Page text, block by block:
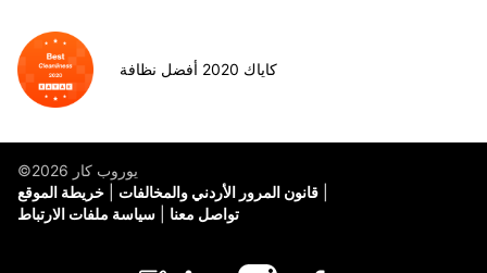
كاياك 2020 أفضل نظافة
©يوروب كار 2026
خريطة الموقع
قانون المرور الأردني والمخالفات
سياسة ملفات الارتباط
تواصل معنا